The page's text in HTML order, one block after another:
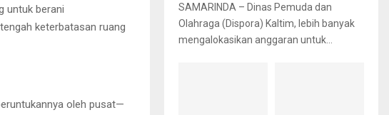
untuk berani
keterbatasan ruang
oleh pusat—
SAMARINDA – Dinas Pemuda dan
Olahraga (Dispora) Kaltim, lebih banyak
mengalokasikan anggaran untuk...